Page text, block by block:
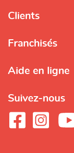
Clients
Franchisés
Aide en ligne
Suivez-nous